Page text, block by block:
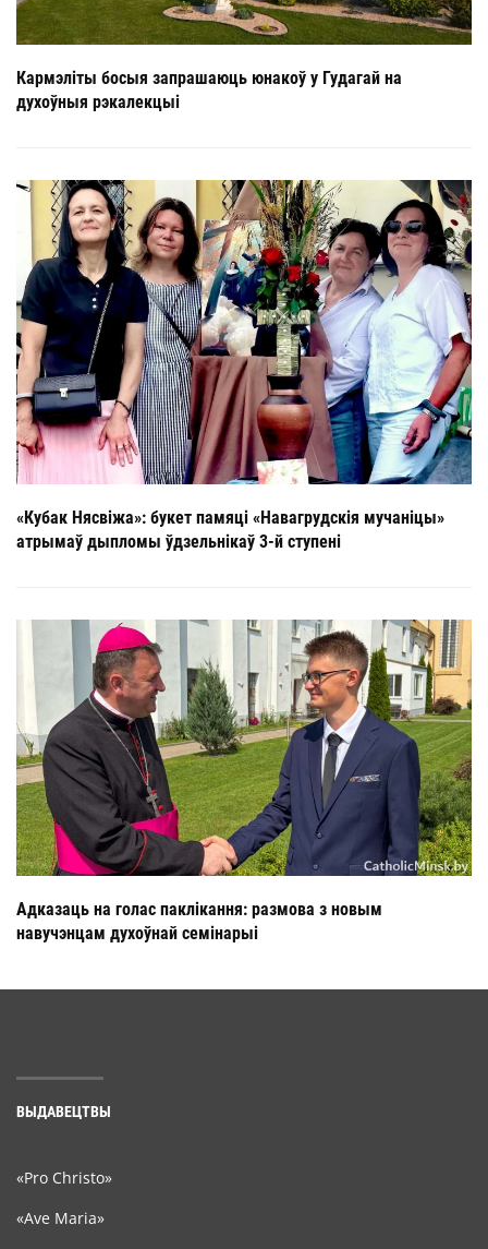
Кармэліты босыя запрашаюць юнакоў у Гудагай на
духоўныя рэкалекцыі
«Кубак Нясвіжа»: букет памяці «Навагрудскія мучаніцы»
атрымаў дыпломы ўдзельнікаў 3-й ступені
Адказаць на голас паклікання: размова з новым
навучэнцам духоўнай семінарыі
ВЫДАВЕЦТВЫ
«Pro Christo»
«Ave Maria»